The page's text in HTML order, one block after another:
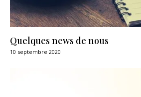
Quelques news de nous
10 septembre 2020